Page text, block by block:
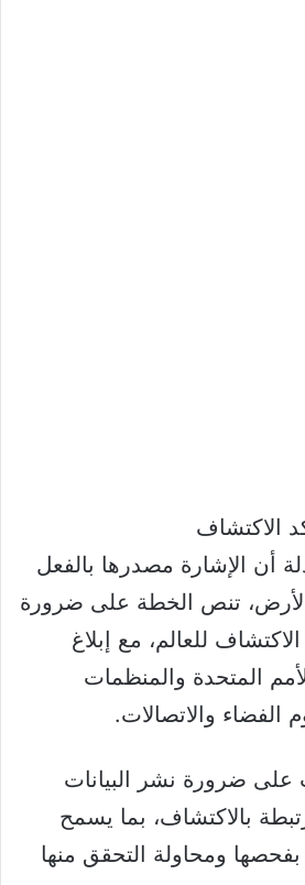
الاكتشاف
أن الإشارة مصدرها بالفعل
تنص الخطة على ضرورة
للعالم، مع إبلاغ
المتحدة والمنظمات
الفضاء والاتصالات.
على ضرورة نشر البيانات
بالاكتشاف، بما يسمح
بفحصها ومحاولة التحقق منها